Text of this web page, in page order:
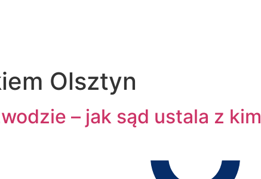
Olsztyn
– jak sąd ustala z kim